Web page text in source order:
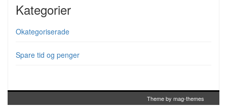
Kategorier
Okategoriserade
Spare tid og penger
Theme by mag-themes